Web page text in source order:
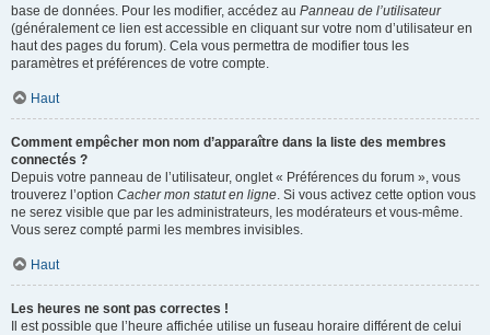
base de données. Pour les modifier, accédez au Panneau de l’utilisateur
(généralement ce lien est accessible en cliquant sur votre nom d’utilisateur en
haut des pages du forum). Cela vous permettra de modifier tous les
paramètres et préférences de votre compte.
Haut
Comment empêcher mon nom d’apparaître dans la liste des membres
connectés ?
Depuis votre panneau de l’utilisateur, onglet « Préférences du forum », vous
trouverez l’option Cacher mon statut en ligne. Si vous activez cette option vous
ne serez visible que par les administrateurs, les modérateurs et vous-même.
Vous serez compté parmi les membres invisibles.
Haut
Les heures ne sont pas correctes !
Il est possible que l’heure affichée utilise un fuseau horaire différent de celui